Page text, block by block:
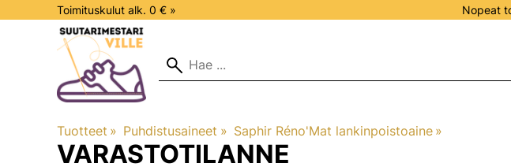
Toimituskulut alk. 0 € » Nopeat
Tuotteet ‪» Puhdistusaineet ‪» Saphir Réno'Mat lankinpoistoaine ‪»
VARASTOTILANNE